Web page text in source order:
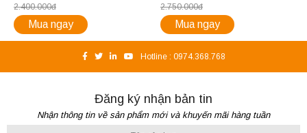
2.400.000đ
Mua ngay
2.750.000đ
Mua ngay
Hotline : 0974.368.768
Đăng ký nhận bản tin
Nhận thông tin về sản phẩm mới và khuyến mãi hàng tuần